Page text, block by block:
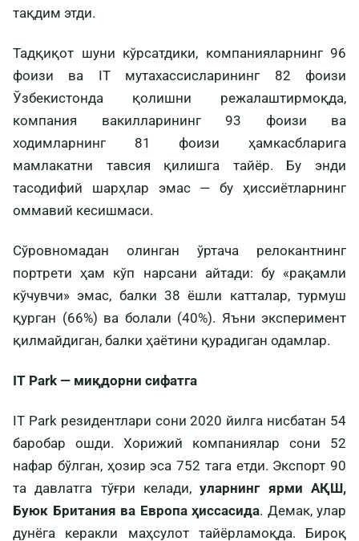
тақдим этди.
Тадқиқот шуни кўрсатдики, компанияларнинг 96
фоизи ва IT мутахассисларининг 82 фоизи
Ўзбекистонда қолишни режалаштирмоқда,
компания вакилларининг 93 фоизи ва
ходимларнинг 81 фоизи ҳамкасбларига
мамлакатни тавсия қилишга тайёр. Бу энди
тасодифий шарҳлар эмас — бу ҳиссиётларнинг
оммавий кесишмаси.
Сўровномадан олинган ўртача релокантнинг
портрети ҳам кўп нарсани айтади: бу «рақамли
кўчувчи» эмас, балки 38 ёшли катталар, турмуш
қурган (66%) ва болали (40%). Яъни эксперимент
қилмайдиган, балки ҳаётини қурадиган одамлар.
IT Park — миқдорни сифатга
IT Park резидентлари сони 2020 йилга нисбатан 54
баробар ошди. Хорижий компаниялар сони 52
нафар бўлган, ҳозир эса 752 тага етди. Экспорт 90
та давлатга тўғри келади,уларнинг ярми АҚШ,
Буюк Британия ва Европа ҳиссасида. Демак, улар
дунёга керакли маҳсулот тайёрламоқда. Бироқ